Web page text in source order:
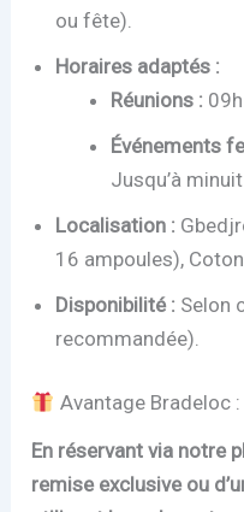
ou fête).
Horaires adaptés :
Réunions :
Événements
Jusqu’à
Localisation :
16 ampoules),
Disponibilité : Selon
recommandée).
Avantage Bradeloc :
En réservant via notre
remise exclusive ou